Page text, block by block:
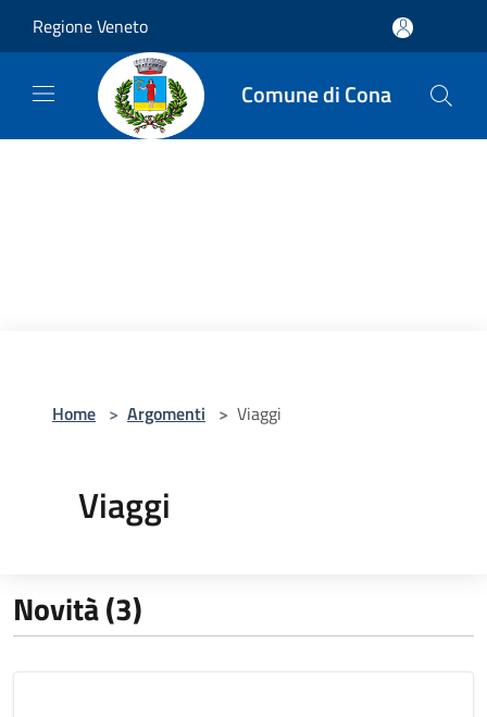
Regione Veneto
Comune di Cona
Home > Argomenti > Viaggi
Viaggi
Novità (3)